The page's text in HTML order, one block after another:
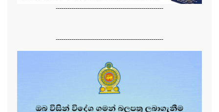
-------------------------------------------------------
-------------------------------------------------------